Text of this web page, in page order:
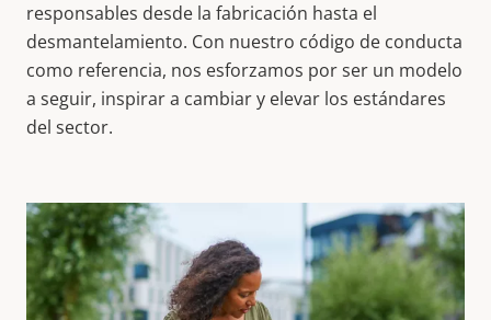
responsables desde la fabricación hasta el
desmantelamiento. Con nuestro código de conducta
como referencia, nos esforzamos por ser un modelo
a seguir, inspirar a cambiar y elevar los estándares
del sector.